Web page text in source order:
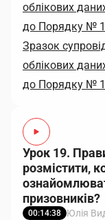
облікових
до Порядку №
Зразок
облікових
до Порядку №
Урок 19.
розмістити,
призовників?
00:14:38 Юлія